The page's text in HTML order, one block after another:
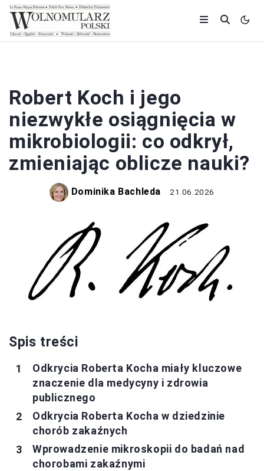
Robert Koch i jego
niezwykłe osiągnięcia w
mikrobiologii: co odkrył,
zmieniając oblicze nauki?
Dominika Bachleda 21.06.2026
Spis treści
Odkrycia Roberta Kocha miały kluczowe
znaczenie dla medycyny i zdrowia
publicznego
Odkrycia Roberta Kocha w dziedzinie
chorób zakaźnych
Wprowadzenie mikroskopii do badań nad
chorobami zakaźnymi